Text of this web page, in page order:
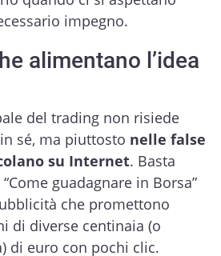
impegno.
alimentano l’idea
del trading non risiede
sé, ma piuttosto nelle false
su Internet. Basta
guadagnare in Borsa”
che promettono
di diverse centinaia (o
di euro con pochi clic.